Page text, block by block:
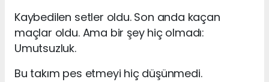
Kaybedilen setler oldu. Son anda kaçan
maçlar oldu. Ama bir şey hiç olmadı:
Umutsuzluk.
Bu takım pes etmeyi hiç düşünmedi.